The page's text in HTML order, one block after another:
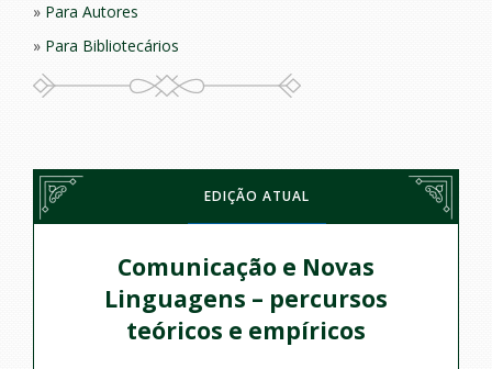
EDIÇÃO ATUAL
Comunicação e Novas
Linguagens – percursos
teóricos e empíricos
Para Autores
Para Bibliotecários